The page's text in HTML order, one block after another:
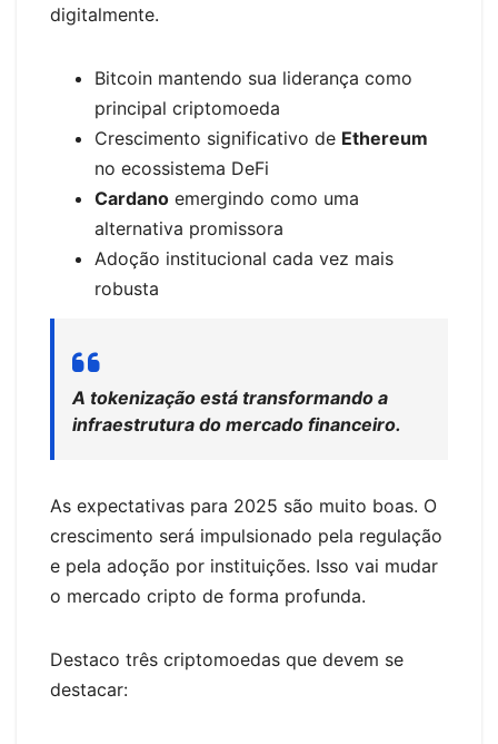
digitalmente.
Bitcoin mantendo sua liderança como
principal criptomoeda
Crescimento significativo de Ethereum
no ecossistema DeFi
Cardano emergindo como uma
alternativa promissora
Adoção institucional cada vez mais
robusta
A tokenização está transformando a
infraestrutura do mercado financeiro.
As expectativas para 2025 são muito boas. O
crescimento será impulsionado pela regulação
e pela adoção por instituições. Isso vai mudar
o mercado cripto de forma profunda.
Destaco três criptomoedas que devem se
destacar: